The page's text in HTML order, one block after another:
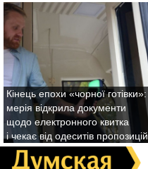
Кінець епохи «чорної готівки»:
мерія відкрила документи
щодо електронного квитка
і чекає від одеситів пропозицій